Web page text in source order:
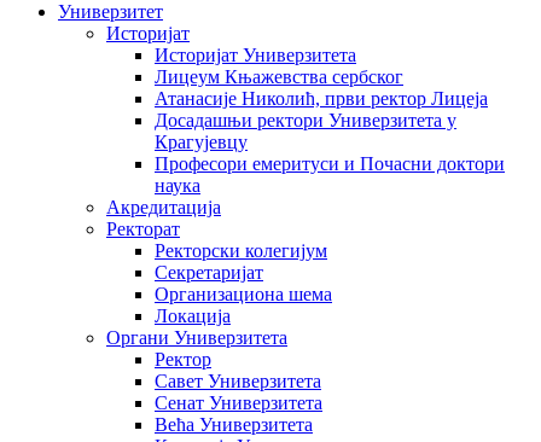
Универзитет
Историјат
Историјат Универзитета
Лицеум Књажевства сербског
Атанасије Николић, први ректор Лицеја
Досадашњи ректори Универзитета у
Крагујевцу
Професори емеритуси и Почасни доктори
наука
Акредитација
Ректорат
Ректорски колегијум
Секретаријат
Организациона шема
Локација
Органи Универзитета
Ректор
Савет Универзитета
Сенат Универзитета
Већа Универзитета